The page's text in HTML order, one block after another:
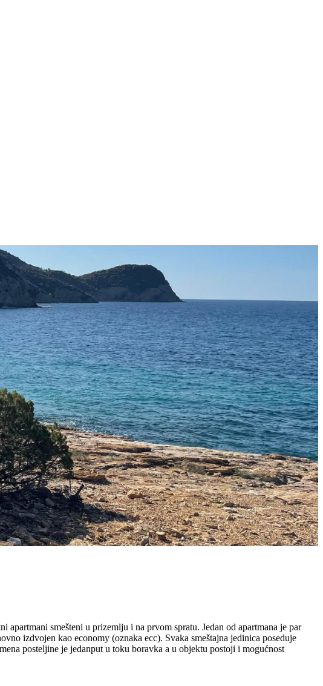
smešteni u prizemlju i na prvom spratu. Jedan od apartmana je par
izdvojen kao economy (oznaka ecc). Svaka smeštajna jedinica poseduje
posteljine je jedanput u toku boravka a u objektu postoji i mogućnost